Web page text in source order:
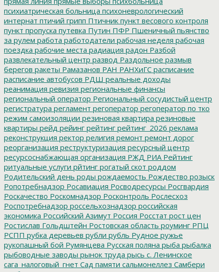
психиатрическая больница психоневрологический
интернат птичий грипп Птичник пункт весового контроля
пункт пропуска путевка Путин ПФР Пшеничный пьянство
за рулем работа работодатели рабочая неделя рабочая
поездка рабочие места радиация радон Разбой
развлекательный центр развод Раздольное размыв
берегов ракеты Рамазанов РАН РАНХиГС расписание
расписание автобусов РДШ реальные доходы
реанимация ревизия региональные финансы
региональный оператор Региональный сосудистый центр
регистратура регламент регоператор регоператор по тко
режим самоизоляции резиновая квартира резиновые
квартиры рейд рейинг рейтинг рейтинг_2026 реклама
реконструкция ректор религия ремонт ремонт дорог
реорганизация реструктуризация ресурсный центр
ресурсоснабжающая организация РЖД РИА Рейтинг
ритуальные услуги рйтинг рогатый скот роддом
Родительский день роды рождаемость Рождество розыск
Ропотребнадзор Росавиация Росводресурсы Росгвардия
Роскачество Роскомнадзор Росконтроль Рослесхоз
Роспотребнадзор россельхознадзор российская
экономика Российский Азимут Россия Росстат рост цен
Ростислав Гольдштейн Ростовская область роуминг РПЦ
РСПП рубка деревьев рубли рубль Рудное ружье
рукопашный бой Румянцева Русская поляна рыба рыбалка
рыбоводные заводы рынок труда рысь с. Ленинское
сага_налоговый_гнет Сад памяти сальмонеллез Самбери